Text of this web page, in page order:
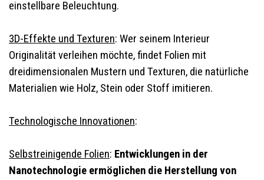
einstellbare Beleuchtung.
3D-Effekte und Texturen: Wer seinem Interieur
Originalität verleihen möchte, findet Folien mit
dreidimensionalen Mustern und Texturen, die natürliche
Materialien wie Holz, Stein oder Stoff imitieren.
Technologische Innovationen:
Selbstreinigende Folien: Entwicklungen in der
Nanotechnologie ermöglichen die Herstellung von